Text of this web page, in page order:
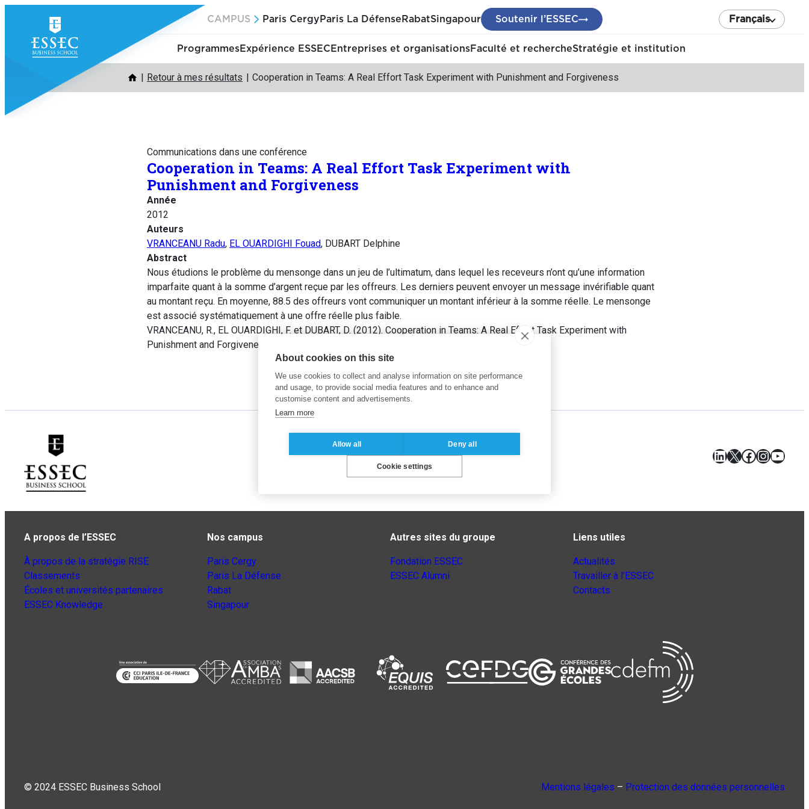
contenu
CAMPUS Paris Cergy Paris La Défense RabatSingapour Soutenir l’ESSEC Français
ProgrammesExpérience ESSEC Entreprises et organisationsFaculté et rechercheStratégie et institution
Retour à mes résultats Cooperation in Teams: A Real Effort Task Experiment with Punishment and Forgiveness
Communications dans une conférence
Cooperation in Teams: A Real Effort Task Experiment with
Punishment and Forgiveness
Année
2012
Auteurs
VRANCEANU Radu, EL OUARDIGHI Fouad, DUBART Delphine
Abstract
Nous étudions le problème du mensonge dans un jeu de l’ultimatum, dans lequel les receveurs n’ont qu’une information
imparfaite quant à la somme d’argent reçue par les offreurs. Les derniers peuvent envoyer un message invérifiable quant
au montant reçu. En moyenne, 88.5 des offreurs vont communiquer un montant inférieur à la somme réelle. Le mensonge
est associé systématiquement à une offre réelle plus faible.
VRANCEANU, R., EL OUARDIGHI, F. et DUBART, D. (2012). Cooperation in Teams: A Real Effort Task Experiment with
Punishment and Forgiveness. Dans: Economic Science Association European Conference 2012.
LinkedIn
X Facebook
A propos de l’ESSEC
À propos de la stratégie RISE
Classements
Écoles et universités partenaires
ESSEC Knowledge
Nos campus
Paris Cergy
Paris La Défense
Rabat
Singapour
Autres sites du groupe
Fondation ESSEC
ESSEC Alumni
Liens utiles
Actualités
Travailler à l’ESSEC
Contacts
© 2024 ESSEC Business School Mentions légales – Protection des données personnelles
About cookies on this site
We use cookies to collect and analyse information on site performance
and usage, to provide social media features and to enhance and
customise content and advertisements.
Learn more
Allow all Deny all
Cookie settings